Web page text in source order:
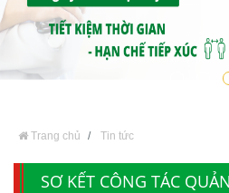
Trang chủ Tin tức
SƠ KẾT CÔNG TÁC